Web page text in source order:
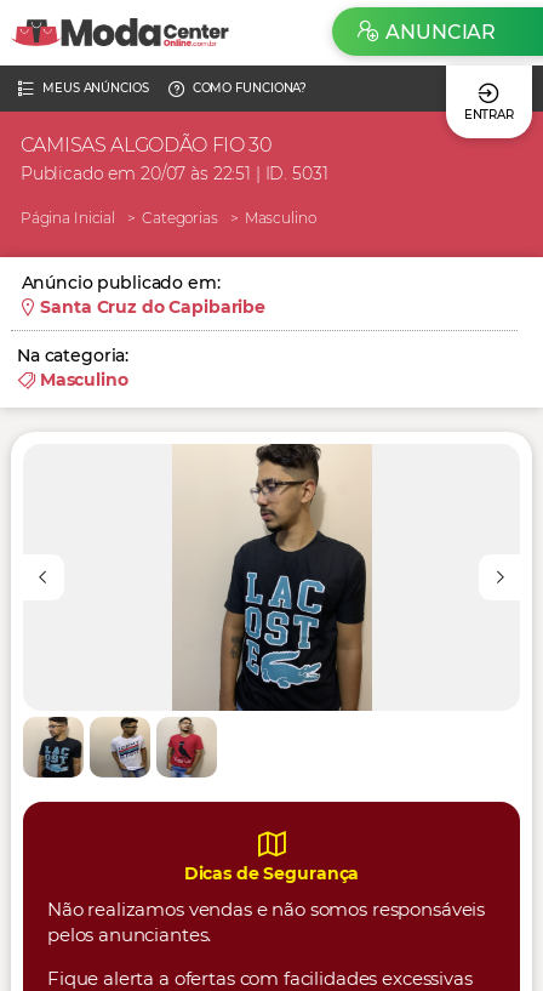
MEUS ANÚNCIOS
COMO FUNCIONA?
ENTRAR
ANUNCIAR
CAMISAS ALGODÃO FIO 30
Publicado em 20/07 às 22:51 | ID. 5031
Página Inicial Categorias Masculino
Anúncio publicado em:
Santa Cruz do Capibaribe
Na categoria:
Masculino
Dicas de Segurança
Não realizamos vendas e não somos responsáveis
pelos anunciantes.
Fique alerta a ofertas com facilidades excessivas